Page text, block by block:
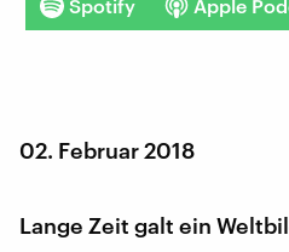
Spotify Apple
02. Februar 2018
Lange Zeit galt ein